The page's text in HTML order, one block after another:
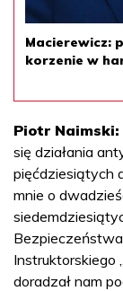
Macierewicz:
korzenie w
Piotr Naimski:
się działania
pięćdziesiątych
mnie o
Bezpieczeństwa
Instruktorskiego
doradzał nam